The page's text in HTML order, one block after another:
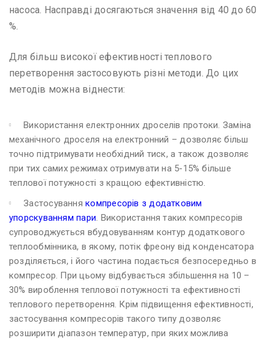
насоса. Насправді досягаються значення від 40 до 60
%.
Для більш високої ефективності теплового
перетворення застосовують різні методи. До цих
методів можна віднести:
Використання електронних дроселів протоки. Заміна
механічного дроселя на електронний – дозволяє більш
точно підтримувати необхідний тиск, а також дозволяє
при тих самих режимах отримувати на 5-15% більше
теплової потужності з кращою ефективністю.
Застосуваннякомпресорів з додатковим
упорскуванням пари. Використання таких компресорів
супроводжується вбудовуванням контур додаткового
теплообмінника, в якому, потік фреону від конденсатора
розділяється, і його частина подається безпосередньо в
компресор. При цьому відбувається збільшення на 10 –
30% вироблення теплової потужності та ефективності
теплового перетворення. Крім підвищення ефективності,
застосування компресорів такого типу дозволяє
розширити діапазон температур, при яких можлива